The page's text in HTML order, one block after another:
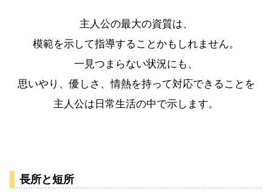
主人公の最大の資質は、
模範を示して指導することかもしれません。
一見つまらない状況にも、
思いやり、優しさ、情熱を持って対応できることを
主人公は日常生活の中で示します。
長所と短所